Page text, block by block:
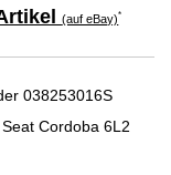
(auf eBay)*
038253016S
Cordoba 6L2